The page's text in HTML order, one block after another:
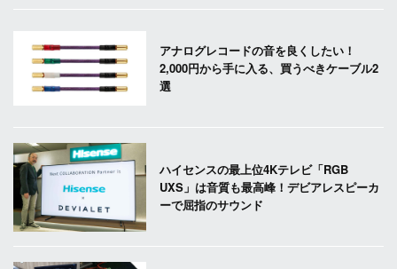
アナログレコードの音を良くしたい！
2,000円から手に入る、買うべきケーブル2
選
ハイセンスの最上位4Kテレビ「RGB
UXS」は音質も最高峰！デビアレスピーカ
ーで屈指のサウンド